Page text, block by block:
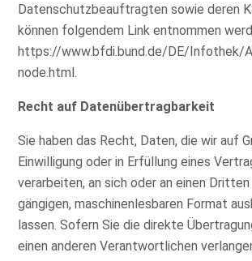
Datenschutzbeauftragten sowie deren
können folgendem Link entnommen
https://www.bfdi.bund.de/DE/Infothek/
node.html.
Recht auf Datenübertragbarkeit
Sie haben das Recht, Daten, die wir auf
Einwilligung oder in Erfüllung eines
verarbeiten, an sich oder an einen Dritten
gängigen, maschinenlesbaren Format
lassen. Sofern Sie die direkte
einen anderen Verantwortlichen